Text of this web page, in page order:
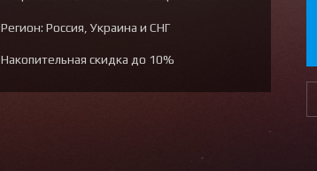
Регион: Россия, Украина и СНГ
Накопительная скидка до 10%